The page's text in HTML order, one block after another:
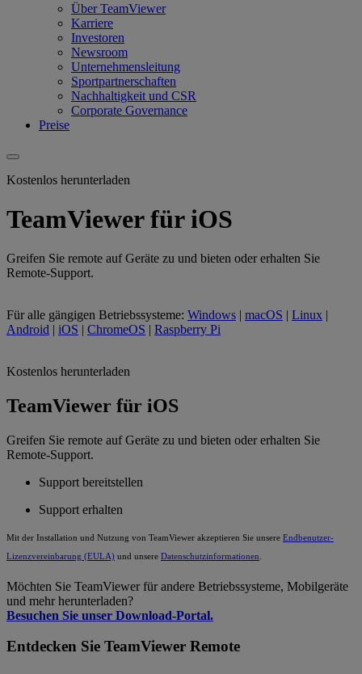
Über TeamViewer
Karriere
Investoren
Newsroom
Unternehmensleitung
Sportpartnerschaften
Nachhaltigkeit und CSR
Corporate Governance
Preise
Kostenlos herunterladen
TeamViewer für iOS
Greifen Sie remote auf Geräte zu und bieten oder erhalten Sie
Remote-Support.
Für alle gängigen Betriebssysteme: Windows | macOS | Linux |
Android | iOS | ChromeOS | Raspberry Pi
Kostenlos herunterladen
TeamViewer für iOS
Greifen Sie remote auf Geräte zu und bieten oder erhalten Sie
Remote-Support.
Support bereitstellen
Support erhalten
Mit der Installation und Nutzung von TeamViewer akzeptieren Sie unsere Endbenutzer-
Lizenzvereinbarung (EULA) und unsere Datenschutzinformationen
Möchten Sie TeamViewer für andere Betriebssysteme, Mobilgeräte
und mehr herunterladen?
Besuchen Sie unser Download-Portal.
Entdecken Sie TeamViewer Remote